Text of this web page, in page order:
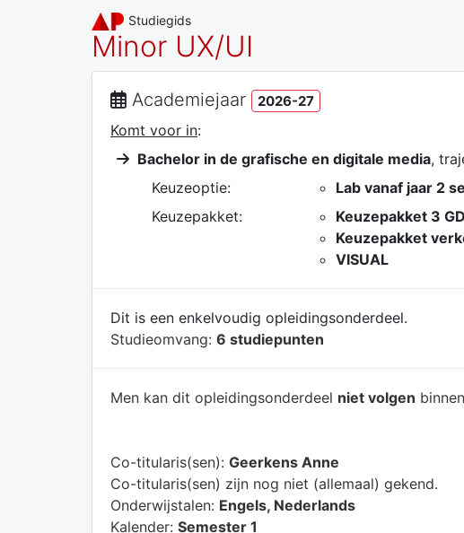
Studiegids
Minor UX/UI
Academiejaar 2026-27
Komt voor in:
Bachelor in de grafische en digitale media,
Keuzeoptie:
Lab vanaf jaar 2
Keuzepakket:
Keuzepakket 3
Keuzepakket
VISUAL
Dit is een enkelvoudig opleidingsonderdeel.
Studieomvang: 6 studiepunten
Men kan dit opleidingsonderdeel niet volgen
Co-titularis(sen): Geerkens Anne
Co-titularis(sen) zijn nog niet (allemaal) gekend.
Onderwijstalen: Engels, Nederlands
Kalender: Semester 1